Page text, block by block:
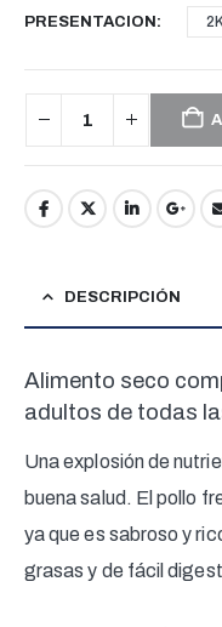
PRESENTACION
DESCRIPCIÓN
Alimento seco
adultos de todas
Una explosión de
buena salud. El pollo
ya que es sabroso y
grasas y de fácil